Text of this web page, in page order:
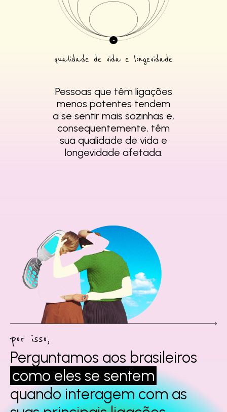
qualidade de vida e longevidade
Pessoas que têm ligações
menos potentes tendem
a se sentir mais sozinhas e,
consequentemente, têm
sua qualidade de vida e
longevidade afetada.
por isso,
Perguntamos aos brasileiros
como eles se sentem
quando interagemcom as